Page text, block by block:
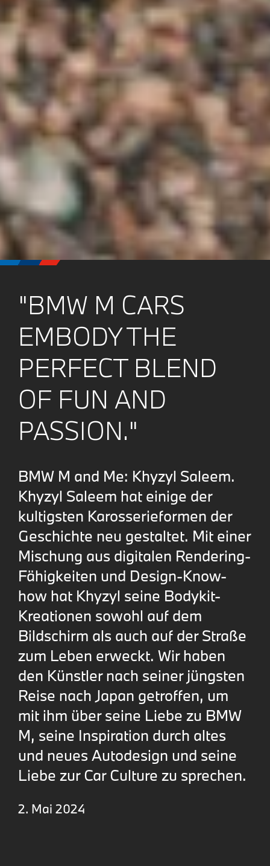
"BMW M CARS
EMBODY THE
PERFECT BLEND
OF FUN AND
PASSION."
BMW M and Me: Khyzyl Saleem.
Khyzyl Saleem hat einige der
kultigsten Karosserieformen der
Geschichte neu gestaltet. Mit einer
Mischung aus digitalen Rendering-
Fähigkeiten und Design-Know-
how hat Khyzyl seine Bodykit-
Kreationen sowohl auf dem
Bildschirm als auch auf der Straße
zum Leben erweckt. Wir haben
den Künstler nach seiner jüngsten
Reise nach Japan getroffen, um
mit ihm über seine Liebe zu BMW
M, seine Inspiration durch altes
und neues Autodesign und seine
Liebe zur Car Culture zu sprechen.
2. Mai 2024